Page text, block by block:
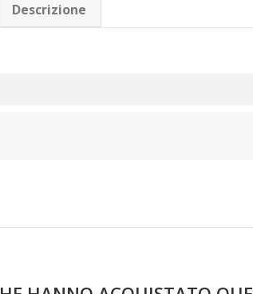
Descrizione